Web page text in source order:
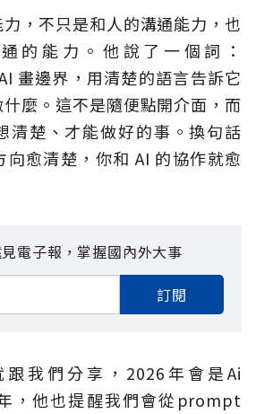
，不只是和人的溝通能力，也
的能力。他說了一個詞：
畫邊界，用清楚的語言告訴它
麼。這不是隨便點開介面，而
清楚、才能做好的事。換句話
向愈清楚，你和 AI 的協作就愈
電子報，掌握國內外大事
訂閱
我們分享， 2026年會是Ai
，他也提醒我們會從 prompt